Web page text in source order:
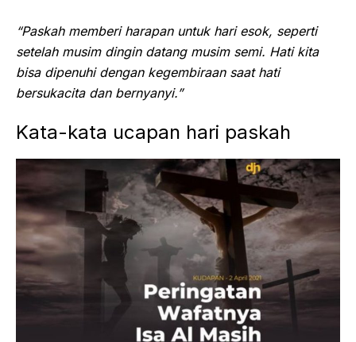
“Paskah memberi harapan untuk hari esok, seperti
setelah musim dingin datang musim semi. Hati kita
bisa dipenuhi dengan kegembiraan saat hati
bersukacita dan bernyanyi.”
Kata-kata ucapan hari paskah